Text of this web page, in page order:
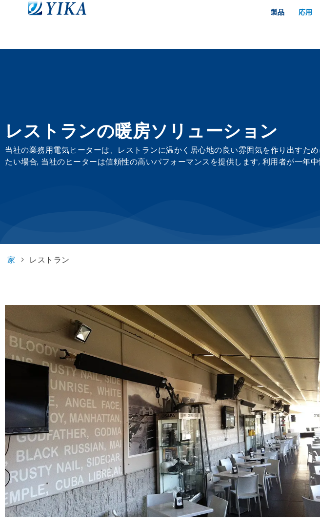
製品 応用
レストランの暖房ソリューション
当社の業務用電気ヒーターは、レストランに温かく居心地の良い雰囲気を作り出すた
たい場合, 当社のヒーターは信頼性の高いパフォーマンスを提供します, 利用者が一年
家 > レストラン